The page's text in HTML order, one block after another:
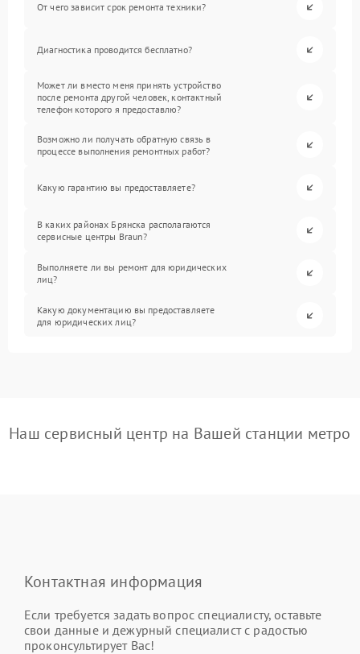
От чего зависит срок ремонта техники?
Диагностика проводится бесплатно?
Может ли вместо меня принять устройство
после ремонта другой человек, контактный
телефон которого я предоставлю?
Возможно ли получать обратную связь в
процессе выполнения ремонтных работ?
Какую гарантию вы предоставляете?
В каких районах Брянска располагаются
сервисные центры Braun?
Выполняете ли вы ремонт для юридических
лиц?
Какую документацию вы предоставляете
для юридических лиц?
Наш сервисный центр на Вашей станции метро
Контактная информация
Если требуется задать вопрос специалисту, оставьте
свои данные и дежурный специалист с радостью
проконсультирует Вас!